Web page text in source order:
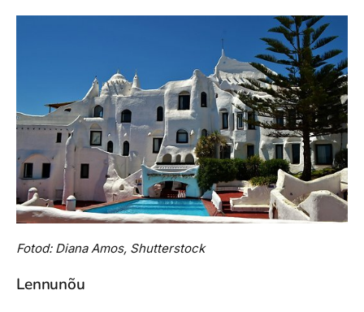
Fotod: Diana Amos, Shutterstock
Lennunõu